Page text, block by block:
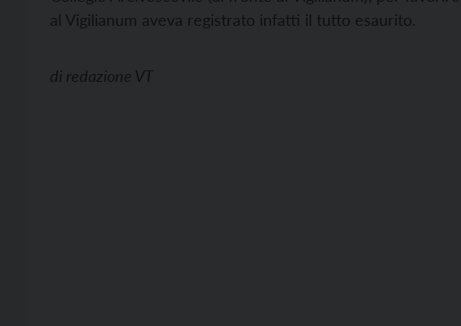
al Vigilianum aveva registrato infatti il tutto esaurito.
di redazione VT